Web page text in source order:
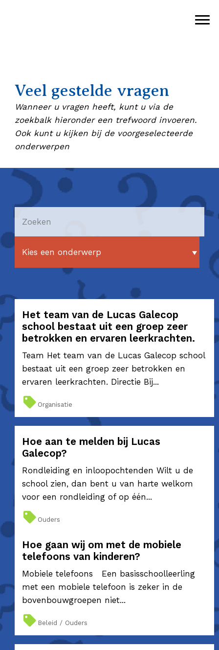
Veel gestelde vragen
Wanneer u vragen heeft, kunt u via de
zoekbalk hieronder een trefwoord invoeren.
Ook kunt u kijken bij de voorgeselecteerde
onderwerpen
Het team van de Lucas Galecop
school bestaat uit een groep zeer
betrokken en ervaren leerkrachten.
Team Het team van de Lucas Galecop school
bestaat uit een groep zeer betrokken en
ervaren leerkrachten. Directie Bij...
Organisatie
Hoe aan te melden bij Lucas
Galecop?
Rondleiding en inloopochtenden Wilt u de
school zien, dan bent u van harte welkom
voor een rondleiding of op één...
Ouders
Hoe gaan wij om met de mobiele
telefoons van kinderen?
Mobiele telefoons Een basisschoolleerling
met een mobiele telefoon is zeker in de
bovenbouwgroepen niet...
Beleid / Ouders